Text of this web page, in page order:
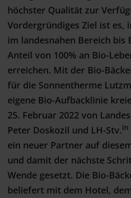
höchster Qualität zur
Vordergründiges Ziel ist es,
im landesnahen Bereich bis
Anteil von 100% an Bio-
erreichen. Mit der Bio-
für die Sonnentherme
eigene Bio-Aufbacklinie
25. Februar 2022 von
Peter Doskozil und LH-Stv.in
ein neuer Partner auf
und damit der nächste
Wende gesetzt. Die Bio-
beliefert mit dem Hotel,